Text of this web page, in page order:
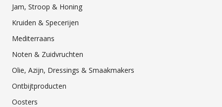
Jam, Stroop & Honing
Kruiden & Specerijen
Mediterraans
Noten & Zuidvruchten
Olie, Azijn, Dressings & Smaakmakers
Ontbijtproducten
Oosters